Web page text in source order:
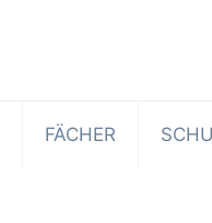
FÄCHER